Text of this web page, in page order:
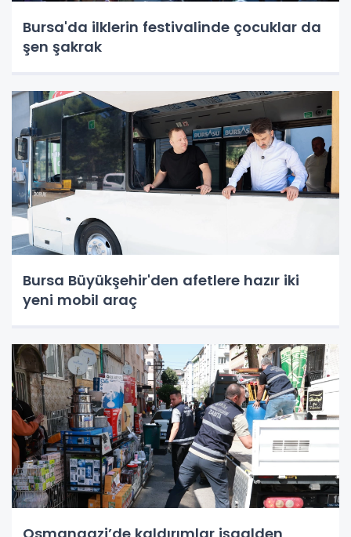
Bursa'da ilklerin festivalinde çocuklar da
şen şakrak
Bursa Büyükşehir'den afetlere hazır iki
yeni mobil araç